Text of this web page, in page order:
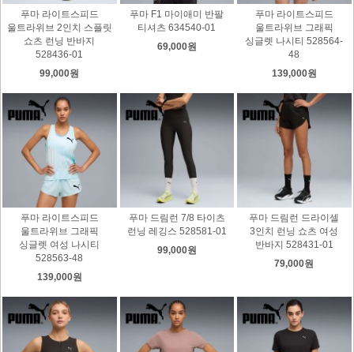
푸마 라이트스피드
울트라위브 2인치 스플릿
쇼츠 런닝 반바지
528436-01
99,000원
푸마 F1 마이애미 반팔
티셔츠 634540-01
69,000원
푸마 라이트스피드
울트라위브 그래픽
싱글렛 나시티 528564-
48
139,000원
푸마 라이트스피드
울트라위브 그래픽
싱글렛 여성 나시티
528563-48
139,000원
푸마 드림런 7/8 타이츠
런닝 레깅스 528581-01
99,000원
푸마 드림런 드라이셀
3인치 런닝 쇼츠 여성
반바지 528431-01
79,000원